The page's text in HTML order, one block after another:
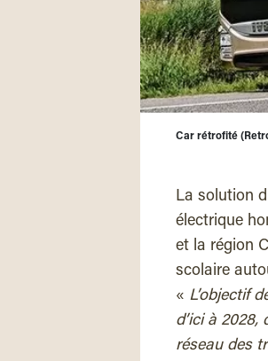
Car rétrofité
La solution
électrique
et la région
scolaire
« L’objectif
d’ici à
réseau des